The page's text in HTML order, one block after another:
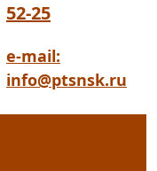
52-25
e-mail:
info@ptsnsk.ru